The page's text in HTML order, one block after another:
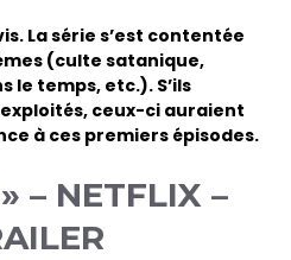
La série s’est contentée
(culte satanique,
le temps, etc.). S’ils
ceux-ci auraient
à ces premiers épisodes.
» – NETFLIX –